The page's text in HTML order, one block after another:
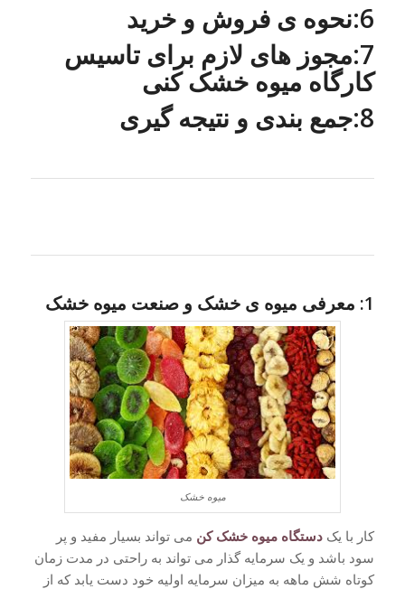
6:نحوه ی فروش و خرید
7:مجوز های لازم برای تاسیس
کارگاه میوه خشک کنی
8:جمع بندی و نتیجه گیری
1: معرفی میوه ی خشک و صنعت میوه خشک
میوه خشک
کار با یک دستگاه میوه خشک کن می تواند بسیار مفید و پر
سود باشد و یک سرمایه گذار می تواند به راحتی در مدت زمان
کوتاه شش ماهه به میزان سرمایه اولیه خود دست یابد که از